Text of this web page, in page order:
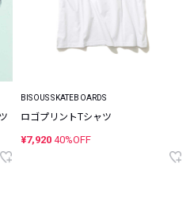
BISOUS SKATEBOARDS
ロゴプリントTシャツ
¥7,920 40%OFF